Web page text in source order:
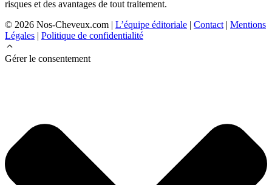
risques et des avantages de tout traitement.
© 2026 Nos-Cheveux.com | L’équipe éditoriale | Contact | Mentions
Légales | Politique de confidentialité
Gérer le consentement